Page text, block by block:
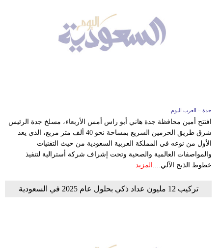
جدة – العرب اليوم
افتتح أمين محافظة جدة هاني أبو راس أمس الأربعاء، مسلخ جدة الرئيس
شرق طريق الحرمين السريع بمساحة نحو 40 ألف متر مربع، الذي يعد
الأول من نوعه في المملكة العربية السعودية من حيث التقنيات
والمواصفات العالمية والصحية وتحت إشراف شركة أسترالية لتنفيذ
خطوط الذبح الآلي....
المزيد
تركيب 12 مليون عداد ذكي بحلول عام 2025 في السعودية